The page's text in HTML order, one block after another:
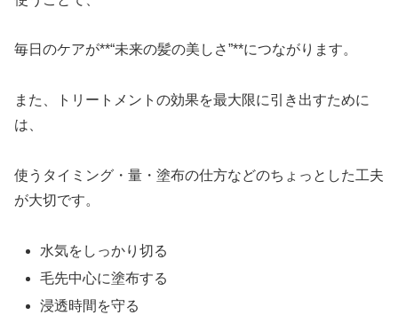
毎日のケアが**“未来の髪の美しさ”**につながります。
また、トリートメントの効果を最大限に引き出すために
は、
使うタイミング・量・塗布の仕方などのちょっとした工夫
が大切です。
水気をしっかり切る
毛先中心に塗布する
浸透時間を守る